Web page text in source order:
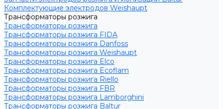
Комплектующие электродов Weishaupt
Трансформаторы розжига
Трансформаторы розжига
Трансформаторы розжига FIDA
Трансформаторы розжига Danfoss
Трансформаторы розжига Weishaupt
Трансформаторы розжига Elco
Трансформаторы розжига Ecoflam
Трансформаторы розжига Riello
Трансформаторы розжига FBR
Трансформаторы розжига Lamborghini
Трансформаторы розжига Baltur